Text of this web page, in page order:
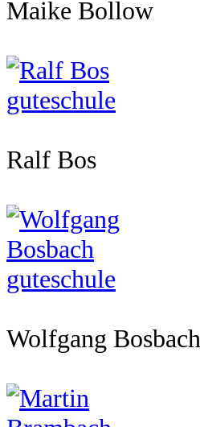
Maike Bollow
Ralf Bos
Wolfgang Bosbach